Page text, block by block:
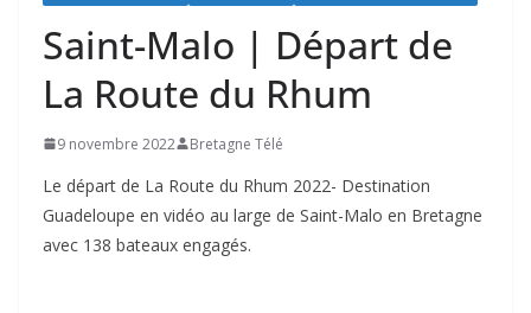
Saint-Malo | Départ de
La Route du Rhum
9 novembre 2022 Bretagne Télé
Le départ de La Route du Rhum 2022- Destination
Guadeloupe en vidéo au large de Saint-Malo en Bretagne
avec 138 bateaux engagés.